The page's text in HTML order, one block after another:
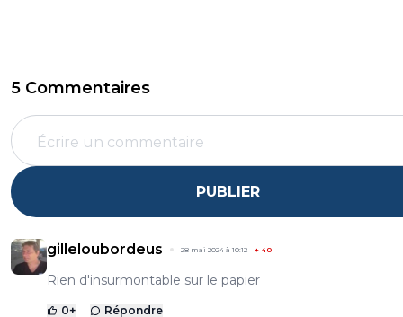
5 Commentaires
PUBLIER
gilleloubordeus 28 mai 2024 à 10:12 + 40
Rien d'insurmontable sur le papier
0+ Répondre